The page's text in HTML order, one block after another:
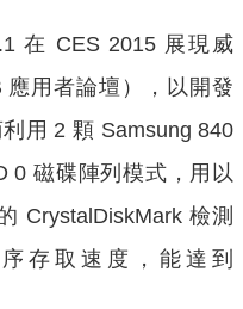
在 CES 2015 展現威
應用者論壇），以開發
用 2 顆 Samsung 840
0 磁碟陣列模式，用以
CrystalDiskMark 檢測
存取速度，能達到